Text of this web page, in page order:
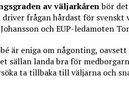
av väljarkårenbör
driver frågan hårdast för svenskt
och EUP-ledamoten
är eniga om någonting,
sällan landa bra för
ta tillbaka till väljarna och